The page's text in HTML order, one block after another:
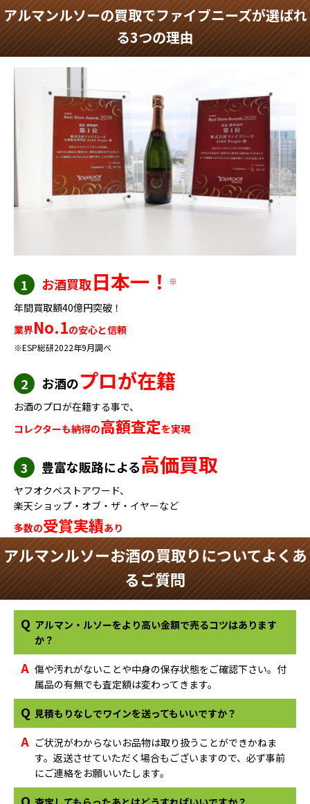
アルマンルソーの買取でファイブニーズが選ばれ
る3つの理由
1 お酒買取日本一！ ※
年間買取額40億円突破！
業界No.1の安心と信頼
※ESP総研2022年9月調べ
2 お酒のプロが在籍
お酒のプロが在籍する事で、
コレクターも納得の高額査定を実現
3 豊富な販路による高価買取
ヤフオクベストアワード、
楽天ショップ・オブ・ザ・イヤーなど
多数の受賞実績あり
アルマンルソーお酒の買取りについてよくあ
るご質問
Q アルマン・ルソーをより高い金額で売るコツはあります
か？
A 傷や汚れがないことや中身の保存状態をご確認下さい。付
属品の有無でも査定額は変わってきます。
Q 見積もりなしでワインを送ってもいいですか？
A ご状況がわからないお品物は取り扱うことができかねま
す。返送させていただく場合もございますので、必ず事前
にご連絡をお願いいたします。
Q